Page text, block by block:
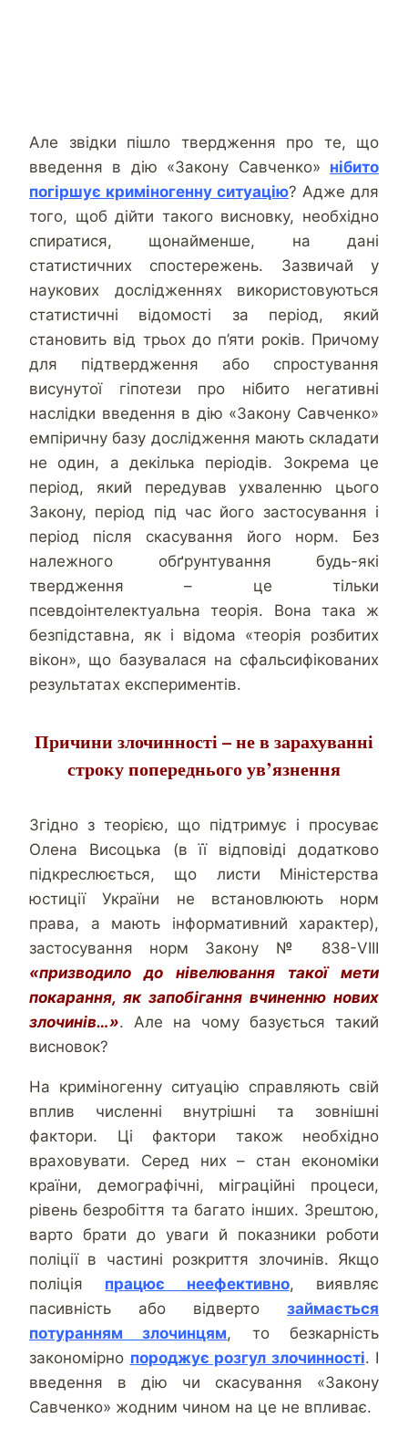
Але звідки пішло твердження про те, що
введення в дію «Закону Савченко» нібито
погіршує криміногенну ситуацію? Адже для
того, щоб дійти такого висновку, необхідно
спиратися, щонайменше, на дані
статистичних спостережень. Зазвичай у
наукових дослідженнях використовуються
статистичні відомості за період, який
становить від трьох до п’яти років. Причому
для підтвердження або спростування
висунутої гіпотези про нібито негативні
наслідки введення в дію «Закону Савченко»
емпіричну базу дослідження мають складати
не один, а декілька періодів. Зокрема це
період, який передував ухваленню цього
Закону, період під час його застосування і
період після скасування його норм. Без
належного обґрунтування будь-які
твердження – це тільки
псевдоінтелектуальна теорія. Вона така ж
безпідставна, як і відома «теорія розбитих
вікон», що базувалася на сфальсифікованих
результатах експериментів.
Причини злочинності – не в зарахуванні
строку попереднього ув’язнення
Згідно з теорією, що підтримує і просуває
Олена Висоцька (в її відповіді додатково
підкреслюється, що листи Міністерства
юстиції України не встановлюють норм
права, а мають інформативний характер),
застосування норм Закону № 838-VІІІ
«призводило до нівелювання такої мети
покарання, як запобігання вчиненню нових
злочинів…». Але на чому базується такий
висновок?
На криміногенну ситуацію справляють свій
вплив численні внутрішні та зовнішні
фактори. Ці фактори також необхідно
враховувати. Серед них – стан економіки
країни, демографічні, міграційні процеси,
рівень безробіття та багато інших. Зрештою,
варто брати до уваги й показники роботи
поліції в частині розкриття злочинів. Якщо
поліція працює неефективно, виявляє
пасивність або відверто займається
потуранням злочинцям, то безкарність
закономірно породжує розгул злочинності. І
введення в дію чи скасування «Закону
Савченко» жодним чином на це не впливає.